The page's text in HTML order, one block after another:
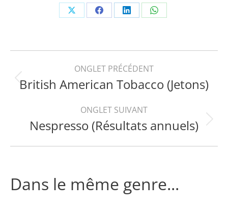
Share
X
Share
Facebook
Share
LinkedIn
Share
WhatsApp
Navigation
de
commentaire
ONGLET PRÉCÉDENT
Onglet
British American Tobacco (Jetons)
ONGLET SUIVANT
Projets
Nespresso (Résultats annuels)
Dans le même genre...